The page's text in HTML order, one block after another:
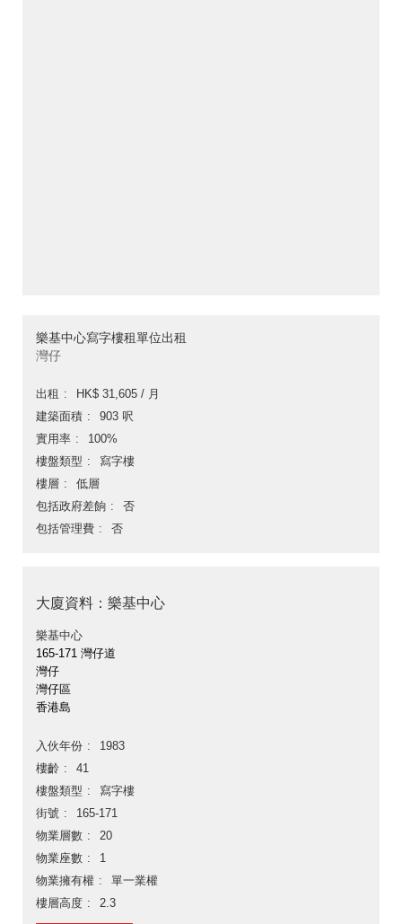
樂基中心寫字樓租單位出租
灣仔
出租
HK$ 31,605 / 月
建築面積
903 呎
實用率
100%
樓盤類型
寫字樓
樓層
低層
包括政府差餉
否
包括管理費
否
大廈資料：樂基中心
樂基中心
165-171 灣仔道
灣仔
灣仔區
香港島
入伙年份
1983
樓齡
41
樓盤類型
寫字樓
街號
165-171
物業層數
20
物業座數
1
物業擁有權
單一業權
樓層高度
2.3